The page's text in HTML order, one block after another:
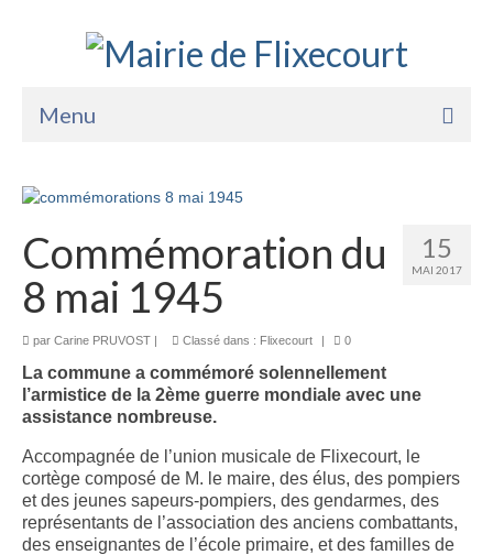
Menu
Vie Pratique
Services
Sports Loisirs et Culture
15
MAI 2017
Commémoration du
8 mai 1945
par Carine PRUVOST | Classé dans : Flixecourt | 0
La commune a commémoré solennellement
l’armistice de la 2ème guerre mondiale avec une
assistance nombreuse.
Accompagnée de l’union musicale de Flixecourt, le
cortège composé de M. le maire, des élus, des pompiers
et des jeunes sapeurs-pompiers, des gendarmes, des
représentants de l’association des anciens combattants,
des enseignantes de l’école primaire, et des familles de